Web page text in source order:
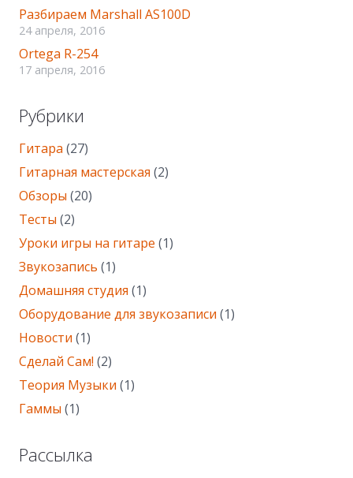
Разбираем Marshall AS100D
24 апреля, 2016
Ortega R-254
17 апреля, 2016
Рубрики
Гитара (27)
Гитарная мастерская (2)
Обзоры (20)
Тесты (2)
Уроки игры на гитаре (1)
Звукозапись (1)
Домашняя студия (1)
Оборудование для звукозаписи (1)
Новости (1)
Сделай Сам! (2)
Теория Музыки (1)
Гаммы (1)
Рассылка